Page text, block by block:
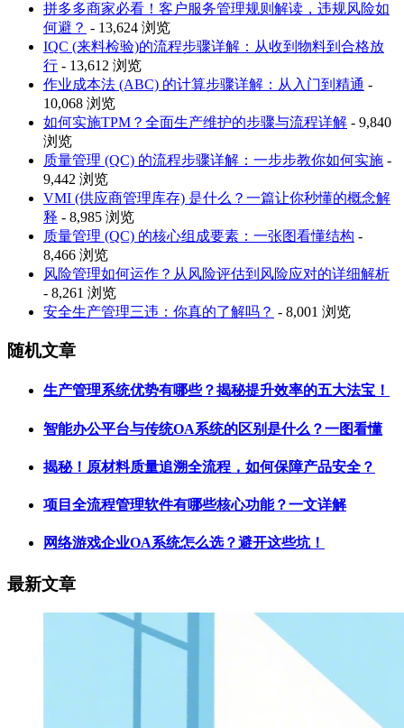
拼多多商家必看！客户服务管理规则解读，违规风险如
何避？ - 13,624 浏览
IQC (来料检验)的流程步骤详解：从收到物料到合格放
行 - 13,612 浏览
作业成本法 (ABC) 的计算步骤详解：从入门到精通 -
10,068 浏览
如何实施TPM？全面生产维护的步骤与流程详解 - 9,840
浏览
质量管理 (QC) 的流程步骤详解：一步步教你如何实施 -
9,442 浏览
VMI (供应商管理库存) 是什么？一篇让你秒懂的概念解
释 - 8,985 浏览
质量管理 (QC) 的核心组成要素：一张图看懂结构 -
8,466 浏览
风险管理如何运作？从风险评估到风险应对的详细解析
- 8,261 浏览
安全生产管理三违：你真的了解吗？ - 8,001 浏览
随机文章
生产管理系统优势有哪些？揭秘提升效率的五大法宝！
智能办公平台与传统OA系统的区别是什么？一图看懂
揭秘！原材料质量追溯全流程，如何保障产品安全？
项目全流程管理软件有哪些核心功能？一文详解
网络游戏企业OA系统怎么选？避开这些坑！
最新文章